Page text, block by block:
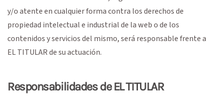
y/o atente en cualquier forma contra los derechos de
propiedad intelectual e industrial de la web o de los
contenidos y servicios del mismo, será responsable frente a
EL TITULAR de su actuación.
Responsabilidades de EL TITULAR